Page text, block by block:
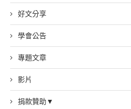
好文分享
學會公告
專題文章
影片
捐款贊助▼